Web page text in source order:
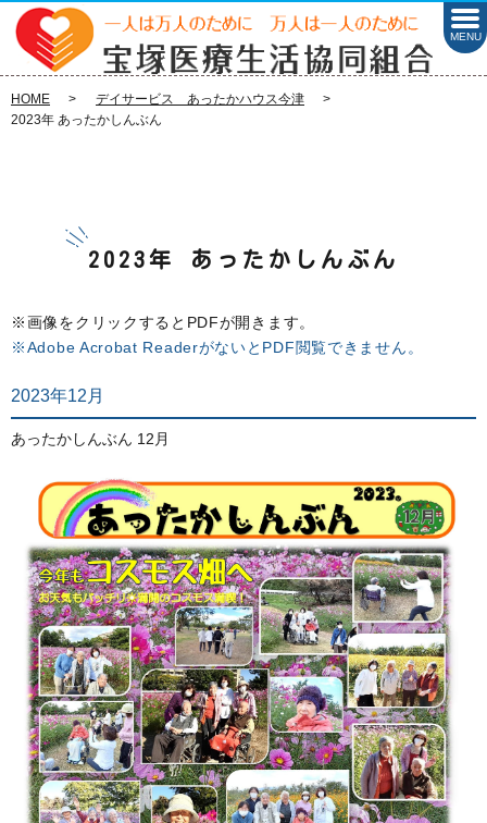
MENU
HOME
デイサービス あったかハウス今津
2023年 あったかしんぶん
2023年 あったかしんぶん
※画像をクリックするとPDFが開きます。
※Adobe Acrobat ReaderがないとPDF閲覧できません。
2023年12月
あったかしんぶん 12月